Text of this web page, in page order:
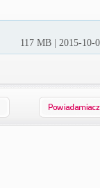
117 MB | 2015-10-